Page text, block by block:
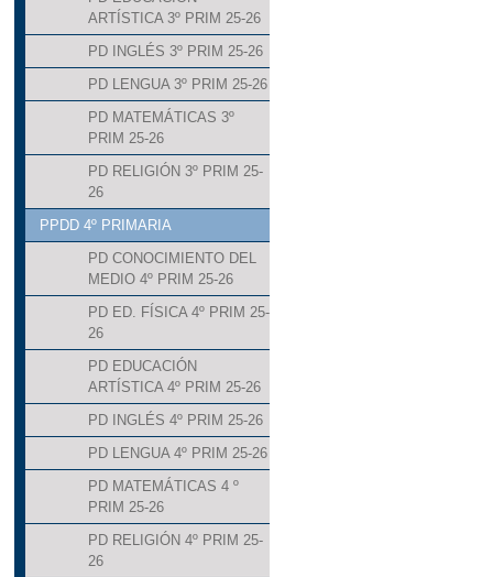
ARTÍSTICA 3º PRIM 25-26
PD INGLÉS 3º PRIM 25-26
PD LENGUA 3º PRIM 25-26
PD MATEMÁTICAS 3º
PRIM 25-26
PD RELIGIÓN 3º PRIM 25-
26
PPDD 4º PRIMARIA
PD CONOCIMIENTO DEL
MEDIO 4º PRIM 25-26
PD ED. FÍSICA 4º PRIM 25-
26
PD EDUCACIÓN
ARTÍSTICA 4º PRIM 25-26
PD INGLÉS 4º PRIM 25-26
PD LENGUA 4º PRIM 25-26
PD MATEMÁTICAS 4 º
PRIM 25-26
PD RELIGIÓN 4º PRIM 25-
26